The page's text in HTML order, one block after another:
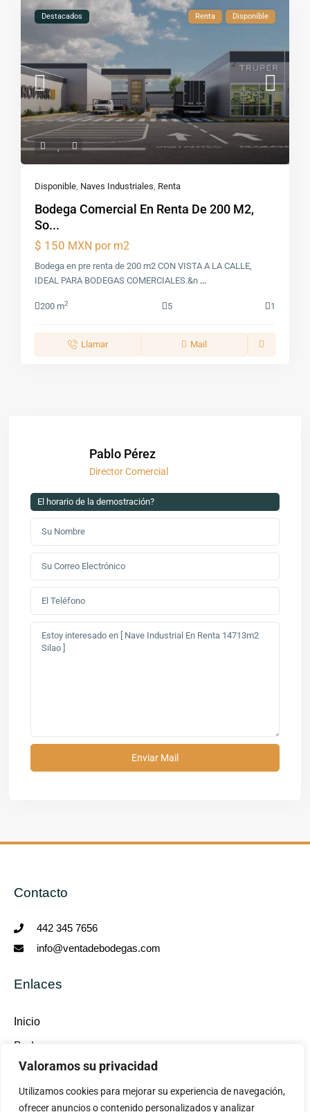
Valoramos su privacidad
Utilizamos cookies para mejorar su experiencia de navegación,
ofrecer anuncios o contenido personalizados y analizar
Destacados Renta Disponible
Disponible Naves Industriales Renta
Bodega Comercial En Renta De 200 M2,
So...
$ 150 MXN por m2
Bodega en pre renta de 200 m2 CON VISTA A LA CALLE,
IDEAL PARA BODEGAS COMERCIALES.&n ...
200 m2 5 1
Llamar Mail
Pablo Pérez
Director Comercial
El horario de la demostración?
Contacto
442 345 7656
info@ventadebodegas.com
Enlaces
Inicio
Bodegas
Terrenos
Locales